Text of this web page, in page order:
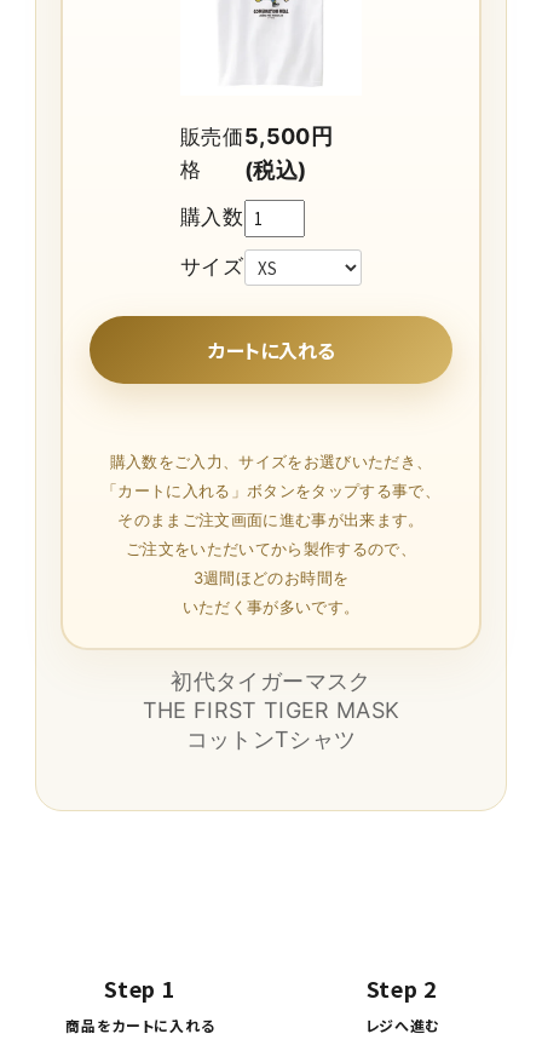
販売価
格
5,500円
(税込)
購入数
サイズ
購入数をご入力、サイズをお選びいただき、
「カートに入れる」ボタンをタップする事で、
そのままご注文画面に進む事が出来ます。
ご注文をいただいてから製作するので、
3週間ほどのお時間を
いただく事が多いです。
初代タイガーマスク
THE FIRST TIGER MASK
コットンTシャツ
Step 1
商品をカートに入れる
Step 2
レジへ進む